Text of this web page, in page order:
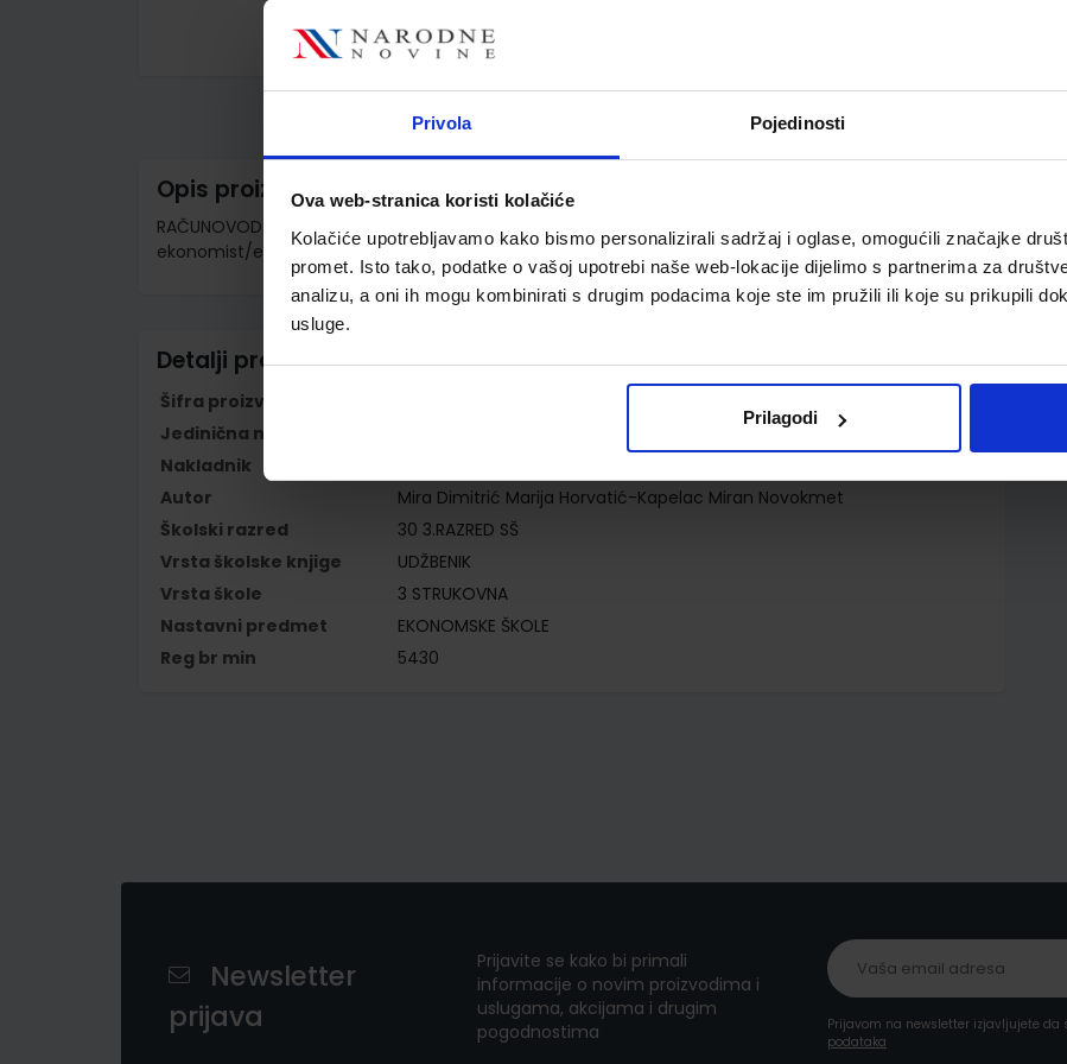
Privola Pojedinosti
Ova web-stranica koristi kolačiće
Kolačiće upotrebljavamo kako bismo personalizirali sadržaj i oglase, omogućili značajke
promet. Isto tako, podatke o vašoj upotrebi naše web-lokacije dijelimo s partnerima za
analizu, a oni ih mogu kombinirati s drugim podacima koje ste im pružili ili koje su prikupili
usluge.
Prilagodi
gallery
Opis proizvoda
RAČUNOVODSTVO NEPROFITNIH ORGANIZACIJA; udžbenik za 3. razred srednje škole za zanimanje
ekonomist/ekonomistica
Detalji proizvoda
Šifra proizvoda
Jedinična mjera
Nakladnik
Autor
Mira Dimitrić Marija Horvatić-Kapelac Miran Novokmet
Školski razred
30 3.RAZRED SŠ
Vrsta školske knjige
UDŽBENIK
Vrsta škole
3 STRUKOVNA
Nastavni predmet
EKONOMSKE ŠKOLE
Reg br min
5430
Newsletter
prijava
Prijavite se kako bi primali
informacije o novim proizvodima i
uslugama, akcijama i drugim
pogodnostima
Prijavom na newsletter izjavljujete
podataka